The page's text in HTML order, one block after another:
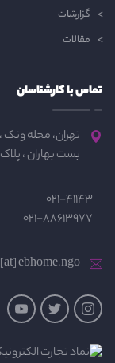
گزارشات
مقالات
تماس با کارشناسان
تهران، محله
بست بهاران ، پلاک 3 ، طبقه اول
021-41143
021-88613977
ebhome.ngo